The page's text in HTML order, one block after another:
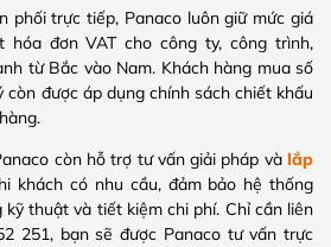
phối trực tiếp, Panaco luôn giữ mức giá
hóa đơn VAT cho công ty, công trình,
từ Bắc vào Nam. Khách hàng mua số
còn được áp dụng chính sách chiết khấu
còn hỗ trợ tư vấn giải pháp và lắp
khách có nhu cầu, đảm bảo hệ thống
kỹ thuật và tiết kiệm chi phí. Chỉ cần liên
251, bạn sẽ được Panaco tư vấn trực